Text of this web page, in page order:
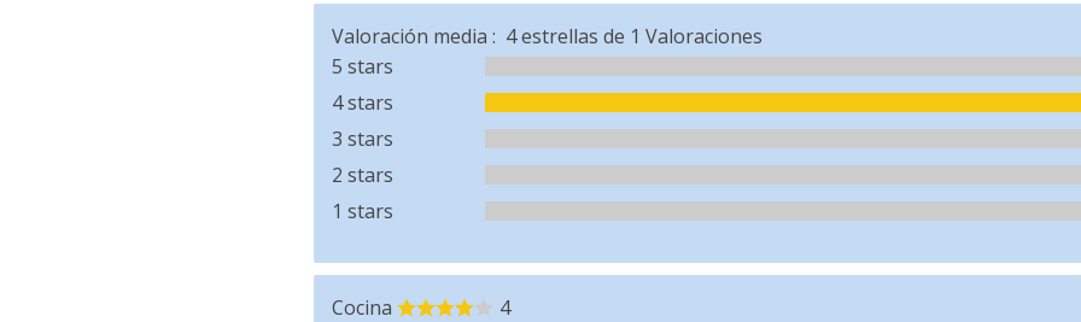
Valoración media :
5 stars
4 stars
3 stars
2 stars
1 stars
4estrellas de 1 Valoraciones
Cocina 4